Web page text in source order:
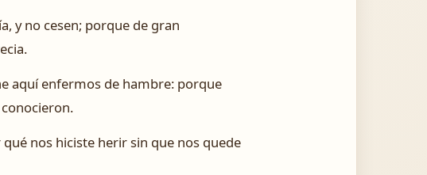
y no cesen; porque de gran
aquí enfermos de hambre: porque
qué nos hiciste herir sin que nos quede